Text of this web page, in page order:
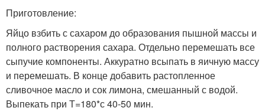
Приготовление:
Яйцо взбить с сахаром до образования пышной массы и
полного растворения сахара. Отдельно перемешать все
сыпучие компоненты. Аккуратно всыпать в яичную массу
и перемешать. В конце добавить растопленное
сливочное масло и сок лимона, смешанный с водой.
Выпекать при Т=180*с 40-50 мин.